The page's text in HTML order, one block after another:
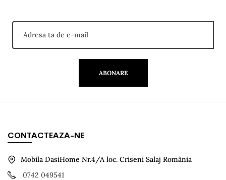
ABONARE
CONTACTEAZA-NE
Mobila DasiHome Nr.4/A loc. Criseni Salaj România
0742 049541